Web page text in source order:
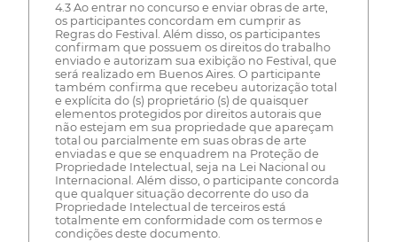
4.3 Ao entrar no concurso e enviar obras de arte,
os participantes concordam em cumprir as
Regras do Festival. Além disso, os participantes
confirmam que possuem os direitos do trabalho
enviado e autorizam sua exibição no Festival, que
será realizado em Buenos Aires. O participante
também confirma que recebeu autorização total
e explícita do (s) proprietário (s) de quaisquer
elementos protegidos por direitos autorais que
não estejam em sua propriedade que apareçam
total ou parcialmente em suas obras de arte
enviadas e que se enquadrem na Proteção de
Propriedade Intelectual, seja na Lei Nacional ou
Internacional. Além disso, o participante concorda
que qualquer situação decorrente do uso da
Propriedade Intelectual de terceiros está
totalmente em conformidade com os termos e
condições deste documento.